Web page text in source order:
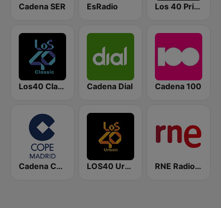
Cadena SER EsRadio Los 40 Principales
Los40 Classic Cadena Dial Cadena 100
Cadena COPE Madrid LOS40 Urban RNE Radio Nacional